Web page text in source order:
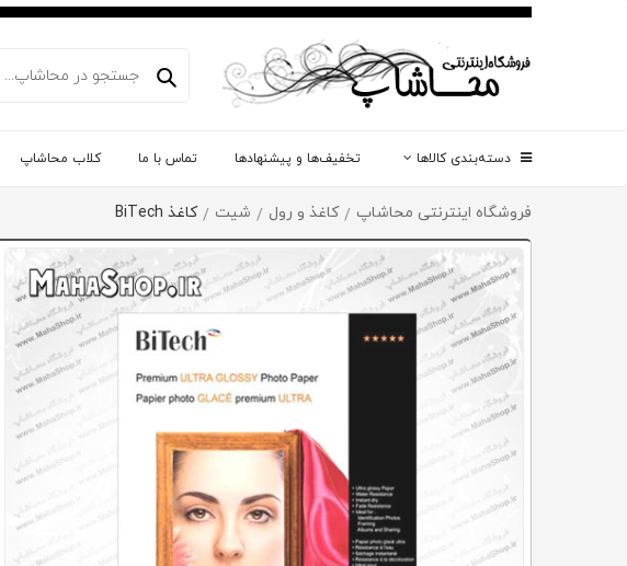
دسته‌بندی کالاها تخفیف‌ها و پیشنهادها تماس با ما کلاب محاشاپ
فروشگاه اینترنتی محاشاپ / کاغذ و رول / شیت / کاغذ BiTech